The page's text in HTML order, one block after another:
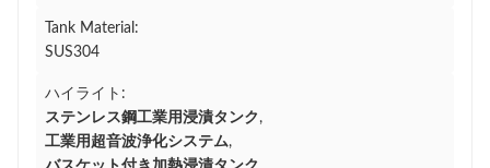
Tank Material:
SUS304
ハイライト:
ステンレス鋼工業用浸漬タンク ,
工業用超音波浄化システム,